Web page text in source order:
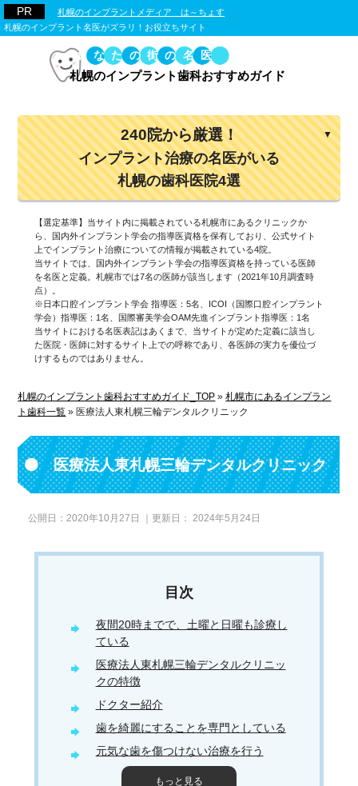
札幌のインプラントメディア は～ちょす
札幌のインプラント名医がズラリ！お役立ちサイト
あなたの街の名医
札幌のインプラント歯科おすすめガイド
240院から厳選！
インプラント治療の名医がいる
札幌の歯科医院4選
【選定基準】当サイト内に掲載されている札幌市にあるクリニックか
ら、国内外インプラント学会の指導医資格を保有しており、公式サイト
上でインプラント治療についての情報が掲載されている4院。
当サイトでは、国内外インプラント学会の指導医資格を持っている医師
を名医と定義。札幌市では7名の医師が該当します（2021年10月調査時
点）。
※日本口腔インプラント学会 指導医：5名、ICOI（国際口腔インプラント
学会）指導医：1名、国際審美学会OAM先進インプラント指導医：1名
当サイトにおける名医表記はあくまで、当サイトが定めた定義に該当し
た医院・医師に対するサイト上での呼称であり、各医師の実力を優位づ
けするものではありません。
札幌のインプラント歯科おすすめガイド_TOP »札幌市にあるインプラン
ト歯科一覧 » 医療法人東札幌三輪デンタルクリニック
医療法人東札幌三輪デンタルクリニック
公開日： 2020年10月27日 ｜更新日： 2024年5月24日
夜間20時までで、土曜と日曜も診療し
ている
医療法人東札幌三輪デンタルクリニッ
クの特徴
ドクター紹介
歯を綺麗にすることを専門としている
元気な歯を傷つけない治療を行う
もっと見る